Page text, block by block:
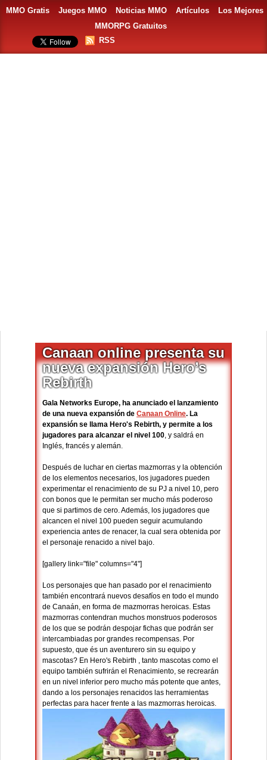
MMO Gratis Juegos MMO Noticias MMO Artículos
Los Mejores
MMORPG Gratuitos
RSS
Canaan online presenta su
nueva expansión Hero’s
Rebirth
Gala Networks Europe, ha anunciado el lanzamiento
de una nueva expansión de Canaan Online. La
expansión se llama Hero's Rebirth, y permite a los
jugadores para alcanzar el nivel 100, y saldrá en
Inglés, francés y alemán.
Después de luchar en ciertas mazmorras y la obtención
de los elementos necesarios, los jugadores pueden
experimentar el renacimiento de su PJ a nivel 10, pero
con bonos que le permitan ser mucho más poderoso
que si partimos de cero. Además, los jugadores que
alcancen el nivel 100 pueden seguir acumulando
experiencia antes de renacer, la cual sera obtenida por
el personaje renacido a nivel bajo.
[gallery link="file" columns="4"]
Los personajes que han pasado por el renacimiento
también encontrará nuevos desafíos en todo el mundo
de Canaán, en forma de mazmorras heroicas. Estas
mazmorras contendran muchos monstruos poderosos
de los que se podrán despojar fichas que podrán ser
intercambiadas por grandes recompensas. Por
supuesto, que és un aventurero sin su equipo y
mascotas? En Hero's Rebirth , tanto mascotas como el
equipo también sufrirán el Renacimiento, se recrearán
en un nivel inferior pero mucho más potente que antes,
dando a los personajes renacidos las herramientas
perfectas para hacer frente a las mazmorras heroicas.